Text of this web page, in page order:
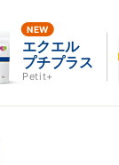
エクエル
プチプラス
Petit+